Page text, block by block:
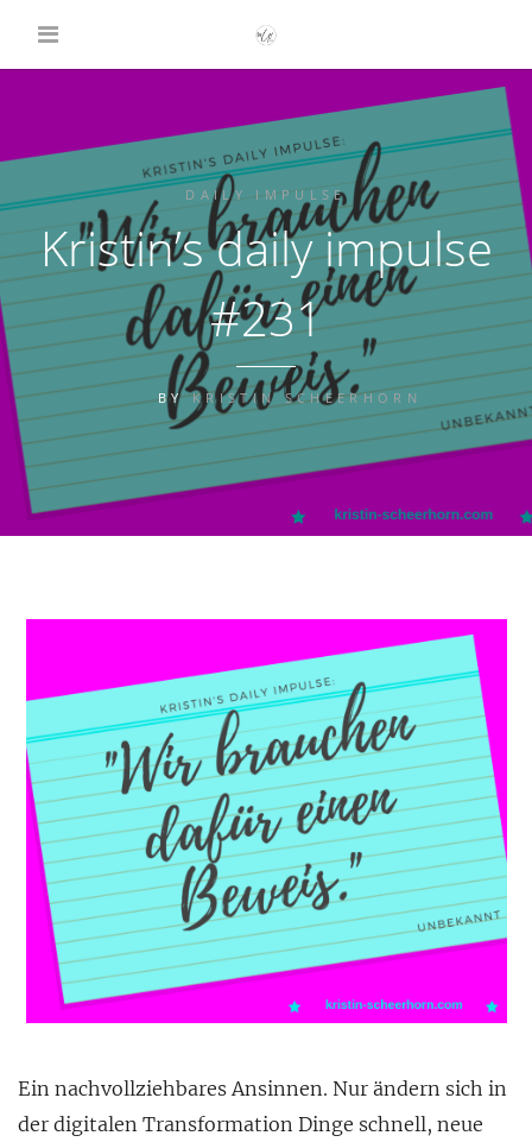
DAILY IMPULSE
Kristin’s daily impulse
#231
BYKRISTIN SCHEERHORN
Ein nachvollziehbares Ansinnen. Nur ändern sich in
der digitalen Transformation Dinge schnell, neue